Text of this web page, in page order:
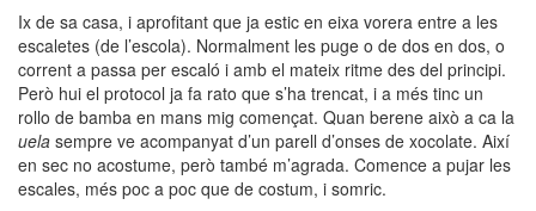
Ix de sa casa, i aprofitant que ja estic en eixa vorera entre a les
escaletes (de l’escola). Normalment les puge o de dos en dos, o
corrent a passa per escaló i amb el mateix ritme des del principi.
Però hui el protocol ja fa rato que s’ha trencat, i a més tinc un
rollo de bamba en mans mig començat. Quan berene això a ca la
uela sempre ve acompanyat d’un parell d’onses de xocolate. Així
en sec no acostume, però també m’agrada. Comence a pujar les
escales, més poc a poc que de costum, i somric.